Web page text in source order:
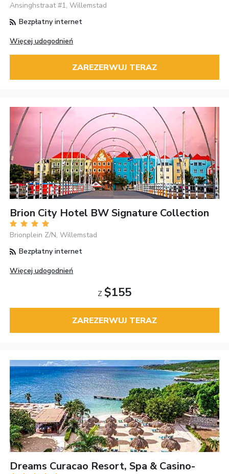
Ansinghstraat #1, Willemstad
Bezpłatny internet
Więcej udogodnień
ZAREZERWUJ TERAZ
Brion City Hotel BW Signature Collection
Brionplein Z/N, Willemstad
Bezpłatny internet
Więcej udogodnień
Z $155
ZAREZERWUJ TERAZ
Dreams Curacao Resort, Spa & Casino-